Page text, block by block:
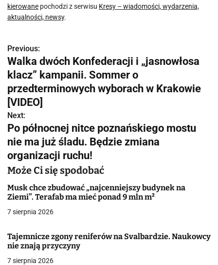
kierowane pochodzi z serwisu Kresy – wiadomości, wydarzenia,
aktualności, newsy.
N
a
w
i
g
a
c
j
a
w
p
i
Previous:
Walka dwóch Konfederacji i „jasnowłosa
klacz” kampanii. Sommer o
przedterminowych wyborach w Krakowie
[VIDEO]
Next:
Po północnej nitce poznańskiego mostu
nie ma już śladu. Będzie zmiana
organizacji ruchu!
Może Ci się spodobać
Musk chce zbudować „najcenniejszy budynek na
Ziemi”. Terafab ma mieć ponad 9 mln m²
7 sierpnia 2026
Tajemnicze zgony reniferów na Svalbardzie. Naukowcy
nie znają przyczyny
7 sierpnia 2026